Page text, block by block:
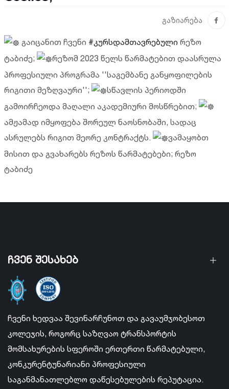
გაზიარება
გაიცანით ჩვენი #კურსდამთავრებული რეზო
ტაბიძე;
რეზომ 2023 წელს წარმატებით დაასრულა
პროფესიული პროგრამა ''საგემბანე განყოფილების
რიგითი მეზღვაური'';
სწავლის პერიოდში
გამოირჩეოდა მაღალი აკადემიური მოსწრებით;
ამჟამად იმყოფება შორეულ ნაოსნობაში, სადაც
ასრულებს რიგით მეორე კონტრაქტს.
ვამაყობთ
მისით და გვახარებს რეზოს წარმატებები; რეზო
ტაბიძე
ჩვენ შესახებ
ჩვენი ხედვაა შევინარჩუნოთ და გავაუმჯობესოთ
კოლეჯის, როგორც საზღვაო ტრანსპორტის
მომსახურების სფეროში ერთერთი წარმატებული,
კონკურენტუნარიანი პროფესიული
საგანმანათლებლო დაწესებულების რეპუტაცია.